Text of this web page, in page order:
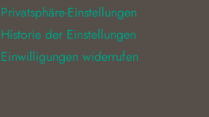
Privatsphäre-Einstellungen
Historie der Einstellungen
Einwilligungen widerrufen